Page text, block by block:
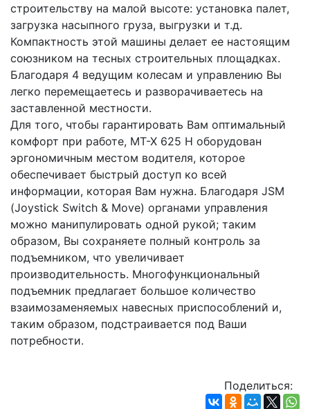
строительству на малой высоте: установка палет,
загрузка насыпного груза, выгрузки и т.д.
Компактность этой машины делает ее настоящим
союзником на тесных строительных площадках.
Благодаря 4 ведущим колесам и управлению Вы
легко перемещаетесь и разворачиваетесь на
заставленной местности.
Для того, чтобы гарантировать Вам оптимальный
комфорт при работе, MT-X 625 Н оборудован
эргономичным местом водителя, которое
обеспечивает быстрый доступ ко всей
информации, которая Вам нужна. Благодаря JSM
(Joystick Switch & Move) органами управления
можно манипулировать одной рукой; таким
образом, Вы сохраняете полный контроль за
подъемником, что увеличивает
производительность. Многофункциональный
подъемник предлагает большое количество
взаимозаменяемых навесных приспособлений и,
таким образом, подстраивается под Ваши
потребности.
Поделиться: